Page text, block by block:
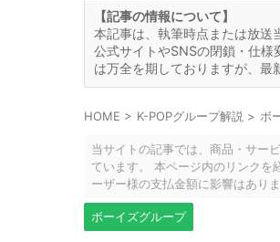
【記事の情報について】
本記事は、執筆時点または放送
公式サイトやSNSの閉鎖・仕様
は万全を期しておりますが、最
HOME > K-POPグループ解説 > ボ
当サイトの記事では、商品・サー
ています。 本ページ内のリンクを
ーザー様の支払金額に影響はありま
ボーイズグループ